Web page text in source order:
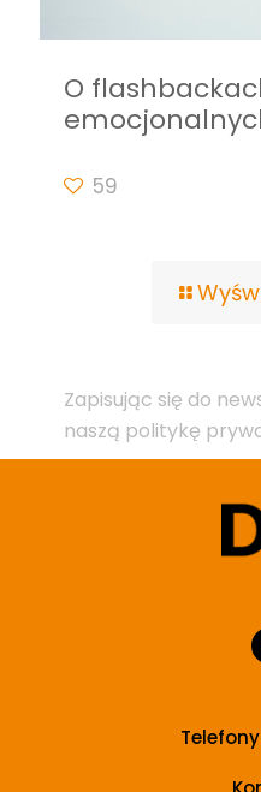
O
59
Zapisując się do
naszą politykę